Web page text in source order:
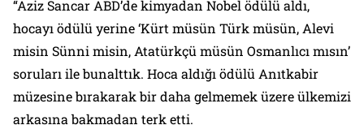
“Aziz Sancar ABD’de kimyadan Nobel ödülü aldı,
hocayı ödülü yerine ‘Kürt müsün Türk müsün, Alevi
misin Sünni misin, Atatürkçü müsün Osmanlıcı mısın’
soruları ile bunalttık. Hoca aldığı ödülü Anıtkabir
müzesine bırakarak bir daha gelmemek üzere ülkemizi
arkasına bakmadan terk etti.